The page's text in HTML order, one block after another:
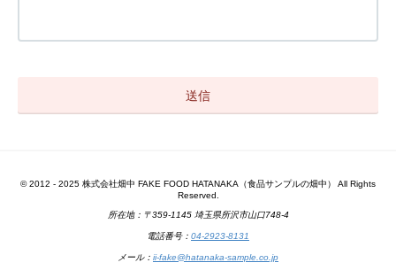
© 2012 - 2025 株式会社畑中 FAKE FOOD HATANAKA（食品サンプルの畑中） All Rights
Reserved.
所在地：〒359-1145 埼玉県所沢市山口748-4
電話番号： 04-2923-8131
メール： ii-fake@hatanaka-sample.co.jp